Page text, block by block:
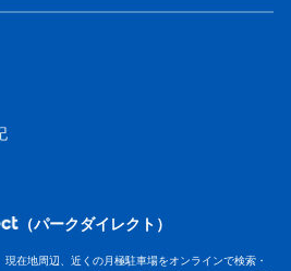
（パークダイレクト）
在地周辺、近くの月極駐車場をオンラインで検索・